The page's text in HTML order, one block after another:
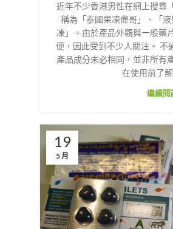
近年不少香港男性在網上搜尋
稱為「泰國果凍偉哥」、「
凍」。由於產品外觀與一般藥
便，因此受到不少人關注。 不
產品成分未必相同，並非所有
在使用前了
繼續閱
19
5 月